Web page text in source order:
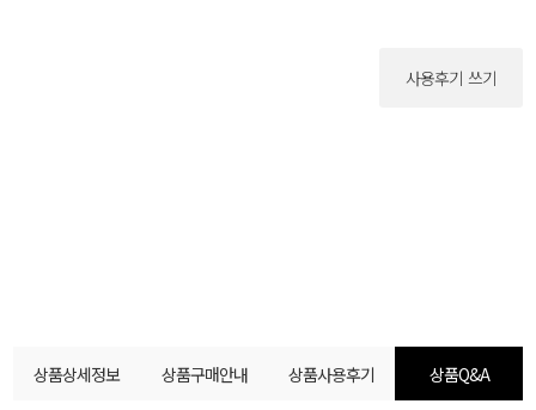
사용후기 쓰기
상품상세정보 상품구매안내 상품사용후기 상품Q&A